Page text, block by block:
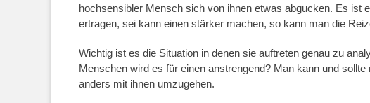
hochsensibler Mensch sich von ihnen etwas abgucken. Es ist
ertragen, sei kann einen stärker machen, so kann man die
Wichtig ist es die Situation in denen sie auftreten genau zu
Menschen wird es für einen anstrengend? Man kann und
anders mit ihnen umzugehen.